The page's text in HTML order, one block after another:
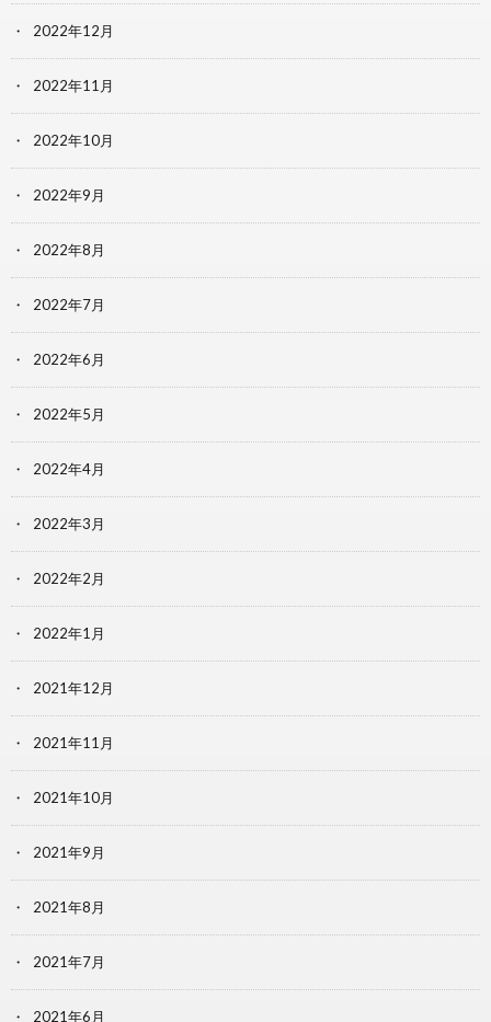
2022年12月
2022年11月
2022年10月
2022年9月
2022年8月
2022年7月
2022年6月
2022年5月
2022年4月
2022年3月
2022年2月
2022年1月
2021年12月
2021年11月
2021年10月
2021年9月
2021年8月
2021年7月
2021年6月